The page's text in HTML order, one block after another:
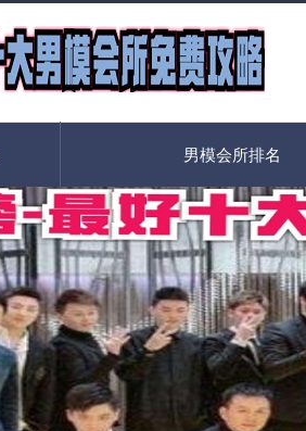
男模会所排名